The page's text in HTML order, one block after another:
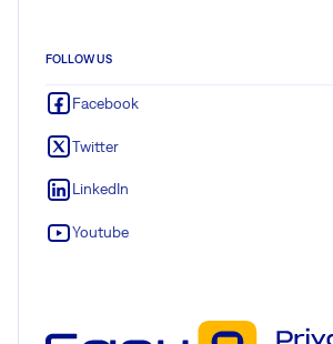
FOLLOW US
Facebook
Twitter
LinkedIn
Youtube